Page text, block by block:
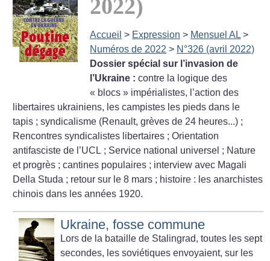
2022)
Accueil > Expression > Mensuel AL >
Numéros de 2022 > N°326 (avril 2022)
Dossier spécial sur l’invasion de
l’Ukraine : contre la logique des
« blocs » impérialistes, l’action des
libertaires ukrainiens, les campistes les pieds dans le
tapis ; syndicalisme (Renault, grèves de 24 heures...) ;
Rencontres syndicalistes libertaires ; Orientation
antifasciste de l’UCL ; Service national universel ; Nature
et progrès ; cantines populaires ; interview avec Magali
Della Studa ; retour sur le 8 mars ; histoire : les anarchistes
chinois dans les années 1920.
Ukraine, fosse commune
Lors de la bataille de Stalingrad, toutes les sept
secondes, les soviétiques envoyaient, sur les